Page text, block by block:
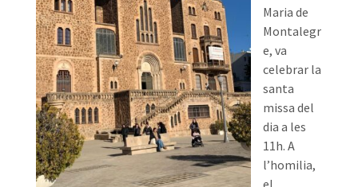
Maria de
Montalegr
e, va
celebrar la
santa
missa del
dia a les
11h. A
l’homilia,
el